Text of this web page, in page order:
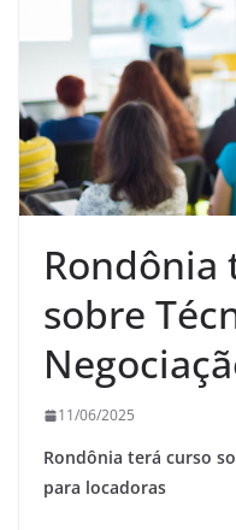
Rondônia
sobre
11/06/2025
Rondônia terá curso
para locadoras